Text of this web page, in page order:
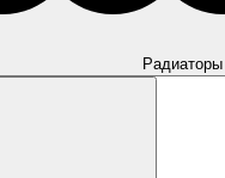
Радиаторы